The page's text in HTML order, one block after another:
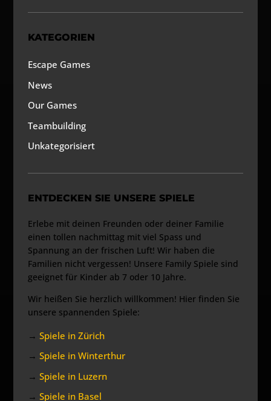
KATEGORIEN
Escape Games
News
Our Games
Teambuilding
Unkategorisiert
ENTDECKEN SIE UNSERE SPIELE
Erlebe mit deinen Freunden oder deiner Familie
einen tollen nachmittag mit viel Spass und
Spannung an der frischen Luft! Wir haben die
Familien nicht vergessen! Unsere Family Spiele sind
geeignet für Kinder ab 7 oder 10 Jahre.
Wir heißen Sie herzlich willkommen! Hier finden Sie
unsere spannenden Spiele:
→Spiele in Zürich
→Spiele in Winterthur
→Spiele in Luzern
→Spiele in Basel